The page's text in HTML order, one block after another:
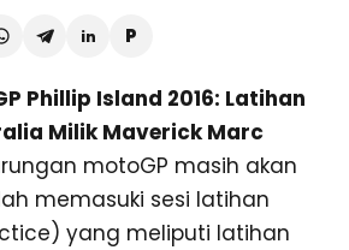
Phillip Island 2016: Latihan
Milik Maverick Marc
motoGP masih akan
memasuki sesi latihan
yang meliputi latihan